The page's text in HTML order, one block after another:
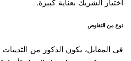
اختيار الشريك بعناية كبيرة.
نوع من التفاوض
في المقابل، يكون الذكور من الثدييات